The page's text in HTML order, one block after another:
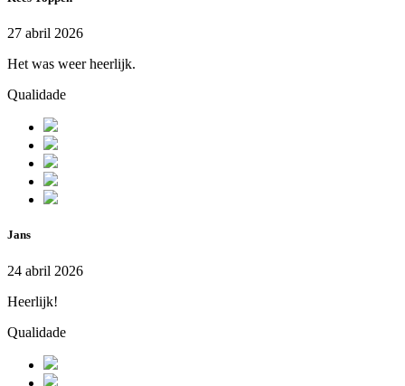
27 abril 2026
Het was weer heerlijk.
Qualidade
Jans
24 abril 2026
Heerlijk!
Qualidade